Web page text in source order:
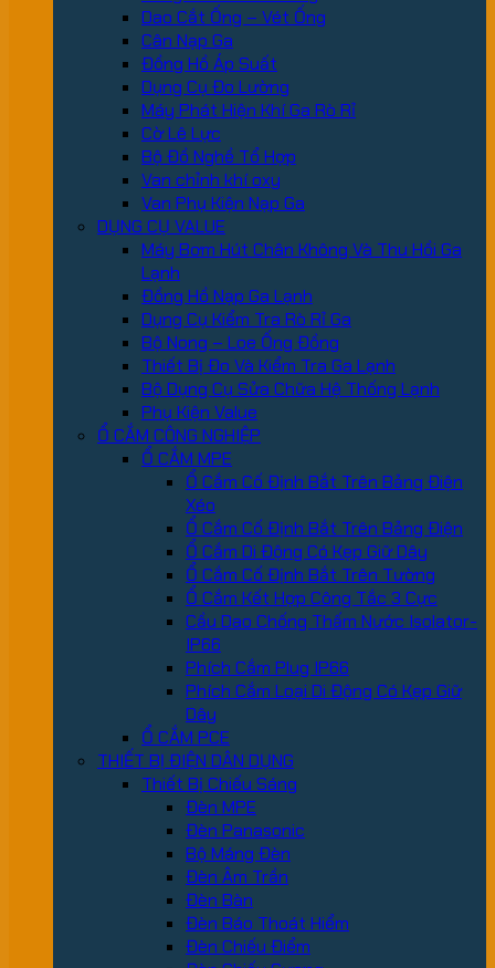
Dao Cắt Ống – Vét Ống
Cân Nạp Ga
Đồng Hồ Áp Suất
Dụng Cụ Đo Lường
Máy Phát Hiện Khí Ga Rò Rỉ
Cờ Lê Lực
Bộ Đồ Nghề Tổ Hợp
Van chỉnh khí oxy
Van Phụ Kiện Nạp Ga
DỤNG CỤ VALUE
Máy Bơm Hút Chân Không Và Thu Hồi Ga
Lạnh
Đồng Hồ Nạp Ga Lạnh
Dụng Cụ Kiểm Tra Rò Rỉ Ga
Bộ Nong – Loe Ống Đồng
Thiết Bị Đo Và Kiểm Tra Ga Lạnh
Bộ Dụng Cụ Sửa Chữa Hệ Thống Lạnh
Phụ Kiện Value
Ổ CẮM CÔNG NGHIỆP
Ổ CẮM MPE
Ổ Cắm Cố Định Bắt Trên Bảng Điện
Xéo
Ổ Cắm Cố Định Bắt Trên Bảng Điện
Ổ Cắm Di Động Có Kẹp Giữ Dây
Ổ Cắm Cố Định Bắt Trên Tường
Ổ Cắm Kết Hợp Công Tắc 3 Cực
Cầu Dao Chống Thấm Nước Isolator-
IP66
Phích Cắm Plug IP66
Phích Cắm Loại Di Động Có Kẹp Giữ
Dây
Ổ CẮM PCE
THIẾT BỊ ĐIỆN DÂN DỤNG
Thiết Bị Chiếu Sáng
Đèn MPE
Đèn Panasonic
Bộ Máng Đèn
Đèn Âm Trần
Đèn Bàn
Đèn Báo Thoát Hiểm
Đèn Chiếu Điểm